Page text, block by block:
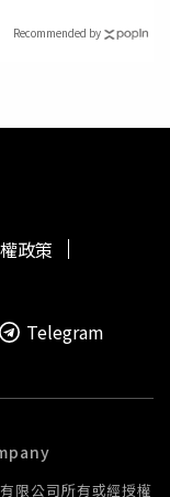
Recommended by
政策
Telegram
限公司所有或經授權